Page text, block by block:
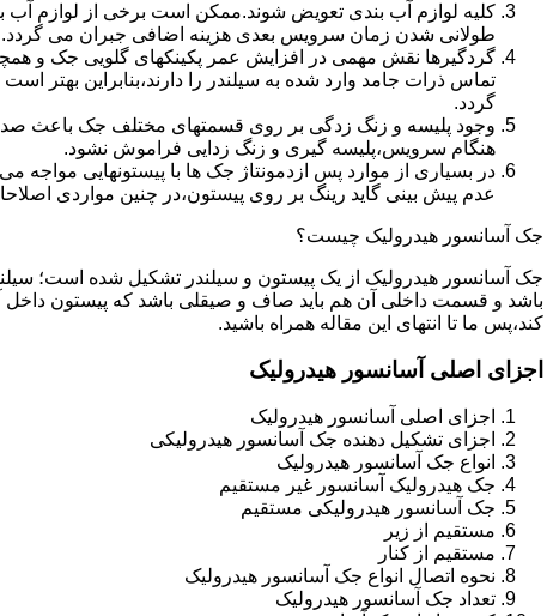
کلیه لوازم آب بندی تعویض شوند.ممکن است برخی از لوازم آب
طولانی شدن زمان سرویس بعدی هزینه اضافی جبران می گردد.
گردگیرها نقش مهمی در افزایش عمر پکینکهای گلویی جک و
تماس ذرات جامد وارد شده به سیلندر را دارند،بنابراین بهتر
گردد.
وجود پلیسه و زنگ زدگی بر روی قسمتهای مختلف جک باعث
هنگام سرویس،پلیسه گیری و زنگ زدایی فراموش نشود.
در بسیاری از موارد پس ازدمونتاژ جک ها با پیستونهایی
عدم پیش بینی گاید رینگ بر روی پیستون،در چنین مواردی
جک آسانسور هیدرولیک چیست؟
جک آسانسور هیدرولیک از یک پیستون و سیلندر تشکیل شده است؛
باشد و قسمت داخلی آن هم باید صاف و صیقلی باشد که پیستون داخل
کند،پس ما تا انتهای این مقاله همراه باشید.
اجزای اصلی آسانسور هیدرولیک
اجزای اصلی آسانسور هیدرولیک
اجزای تشکیل دهنده جک آسانسور هیدرولیکی
انواع جک آسانسور هیدرولیک
جک هیدرولیک آسانسور غیر مستقیم
جک آسانسور هیدرولیکی مستقیم
مستقیم از زیر
مستقیم از کنار
نحوه اتصال انواع جک آسانسور هیدرولیک
تعداد جک آسانسور هیدرولیک